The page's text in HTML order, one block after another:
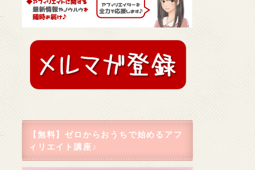
【無料】ゼロからおうちで始めるアフ
ィリエイト講座♪